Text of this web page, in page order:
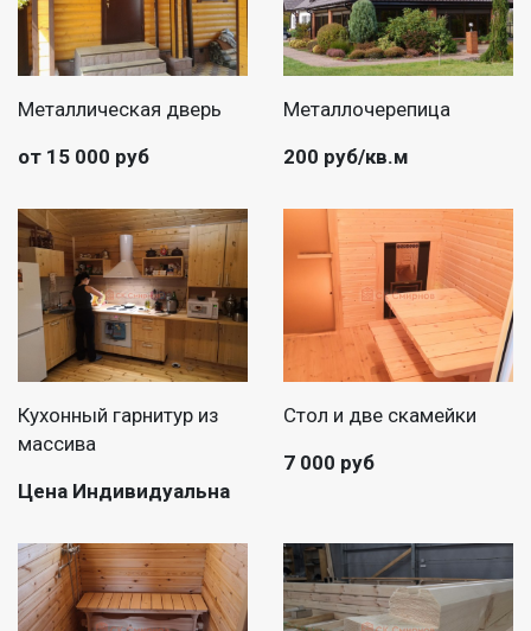
Металлическая дверь
от 15 000 руб
Металлочерепица
200 руб/кв.м
Кухонный гарнитур из
массива
Цена Индивидуальна
Стол и две скамейки
7 000 руб